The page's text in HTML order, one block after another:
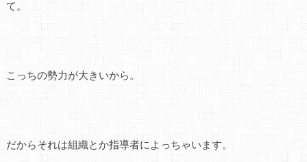
て。
こっちの勢力が大きいから。
だからそれは組織とか指導者によっちゃいます。